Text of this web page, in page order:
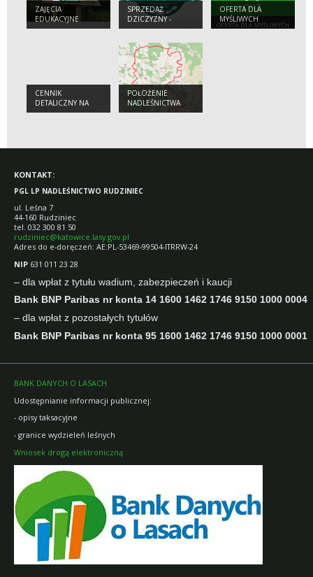
ZAJĘCIA
EDUKACYJNE
SPRZEDAŻ
DZICZYZNY -
PUNKT SPRZEDAŻY
DZICZYZNY OHZ
LP "GAJDOWE"
OFERTA DLA
MYŚLIWYCH
CENNIK
DETALICZNY NA
CHOINKI I
POŁOŻENIE
NADLEŚNICTWA
RUDZINIEC
KONTAKT:
PGL LP NADLEŚNICTWO RUDZINIEC
ul. Leśna 7
44-160 Rudziniec
tel. 032 300 81 50
rudziniec@katowice.lasy.gov.pl
Adres do e-doręczeń: AE:PL-53469-99504-ITRRW-24
NIP 631 011 23 28
– dla wpłat z tytułu wadium, zabezpieczeń i kaucji
Bank BNP Paribas nr konta 14 1600 1462 1746 9150 1000 0004
– dla wpłat z pozostałych tytułów
Bank BNP Paribas nr konta 95 1600 1462 1746 9150 1000 0001
BANK DANYCH O LASACH
Udostępnianie informacji publicznej:
- opisy taksacyjne
- granice wydzieleń leśnych
Wniosek drogą elektroniczną